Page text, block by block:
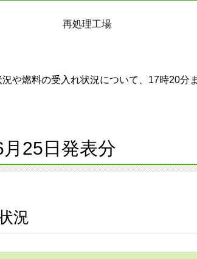
再処理工場
や燃料の受入れ状況について、17時20分
25日発表分
況